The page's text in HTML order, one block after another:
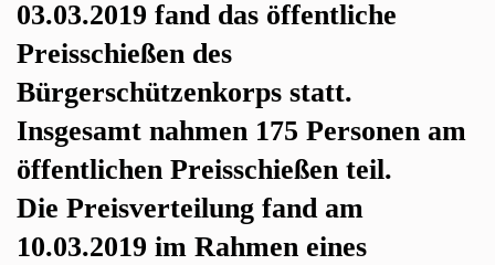
03.03.2019 fand das öffentliche
Preisschießen des
Bürgerschützenkorps statt.
Insgesamt nahmen 175 Personen am
öffentlichen Preisschießen teil.
Die Preisverteilung fand am
10.03.2019 im Rahmen eines